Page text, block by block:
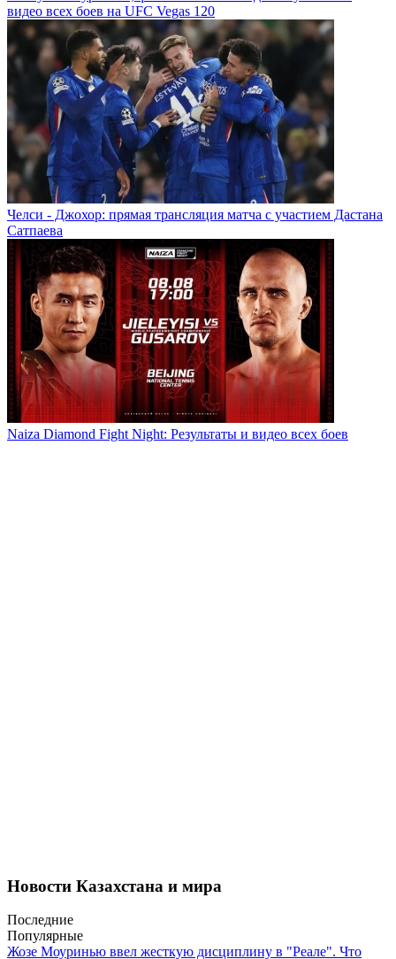
видео всех боев на UFC Vegas 120
Челси - Джохор: прямая трансляция матча с участием Дастана
Сатпаева
Naiza Diamond Fight Night: Результаты и видео всех боев
Новости Казахстана и мира
Последние
Популярные
Жозе Моуринью ввел жесткую дисциплину в "Реале". Что